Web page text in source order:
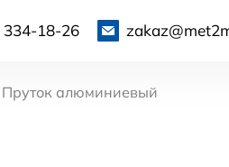
334-18-26
Пруток алюминиевый